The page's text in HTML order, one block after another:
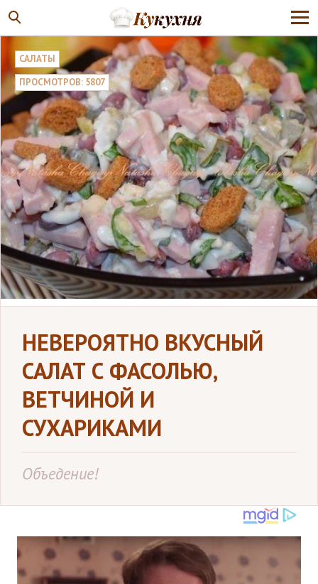
САЛАТЫ
ПРОСМОТРОВ: 5807
НЕВЕРОЯТНО ВКУСНЫЙ
САЛАТ С ФАСОЛЬЮ,
ВЕТЧИНОЙ И
СУХАРИКАМИ
Объедение!